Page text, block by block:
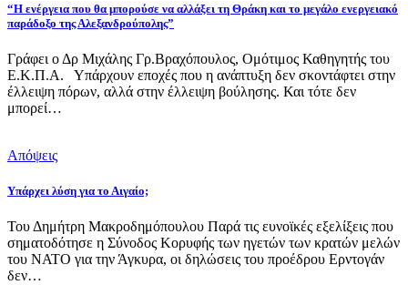
“Η ενέργεια που θα μπορούσε να αλλάξει τη Θράκη και το μεγάλο ενεργειακό
παράδοξο της Αλεξανδρούπολης”
Γράφει ο Δρ Μιχάλης Γρ.Βραχόπουλος, Ομότιμος Καθηγητής του
Ε.Κ.Π.Α. Υπάρχουν εποχές που η ανάπτυξη δεν σκοντάφτει στην
έλλειψη πόρων, αλλά στην έλλειψη βούλησης. Και τότε δεν
μπορεί…
Απόψεις
Υπάρχει λύση για το Αιγαίο;
Του Δημήτρη Μακροδημόπουλου Παρά τις ευνοϊκές εξελίξεις που
σηματοδότησε η Σύνοδος Κορυφής των ηγετών των κρατών μελών
του ΝΑΤΟ για την Άγκυρα, οι δηλώσεις του προέδρου Ερντογάν
δεν…